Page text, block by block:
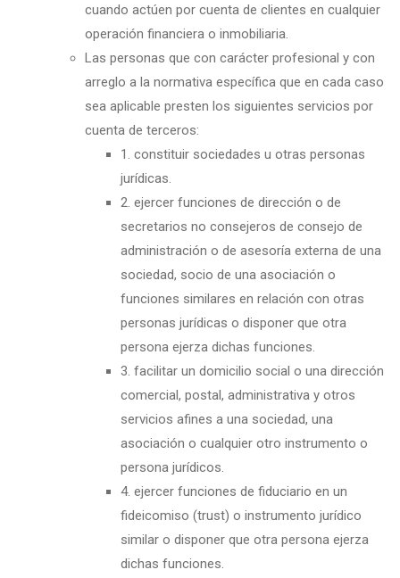
cuando actúen por cuenta de clientes en cualquier
operación financiera o inmobiliaria.
Las personas que con carácter profesional y con
arreglo a la normativa específica que en cada caso
sea aplicable presten los siguientes servicios por
cuenta de terceros:
1. constituir sociedades u otras personas
jurídicas.
2. ejercer funciones de dirección o de
secretarios no consejeros de consejo de
administración o de asesoría externa de una
sociedad, socio de una asociación o
funciones similares en relación con otras
personas jurídicas o disponer que otra
persona ejerza dichas funciones.
3. facilitar un domicilio social o una dirección
comercial, postal, administrativa y otros
servicios afines a una sociedad, una
asociación o cualquier otro instrumento o
persona jurídicos.
4. ejercer funciones de fiduciario en un
fideicomiso (trust) o instrumento jurídico
similar o disponer que otra persona ejerza
dichas funciones.